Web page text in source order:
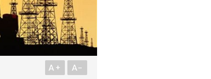
A+ A-